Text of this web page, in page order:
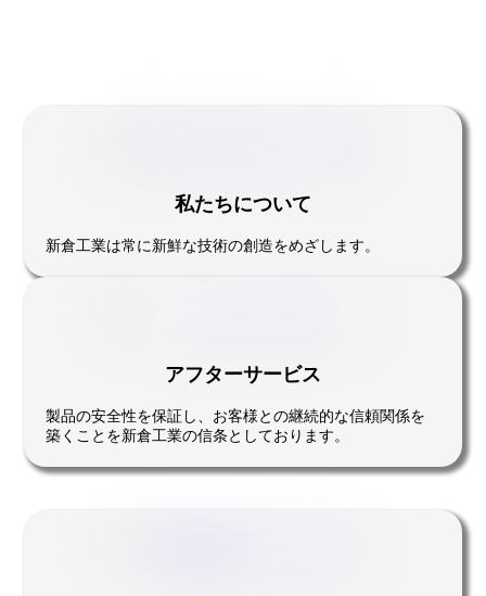
私たちについて
新倉工業は常に新鮮な技術の創造をめざします。
アフターサービス
製品の安全性を保証し、お客様との継続的な信頼関係を
築くことを新倉工業の信条としております。